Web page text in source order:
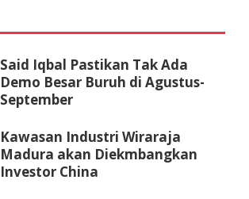
Said Iqbal Pastikan Tak Ada
Demo Besar Buruh di Agustus-
September
Kawasan Industri Wiraraja
Madura akan Diekmbangkan
Investor China